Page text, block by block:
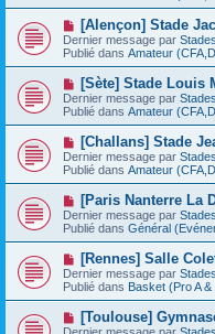
g
e
e
s
a
g
e
v
e
u
m
e
s
a
g
e
N
o
u
v
e
u
m
e
s
a
g
e
[Alençon] Stade
Dernier message par
Publié dans Amateur
N
o
u
v
e
u
m
e
s
a
g
e
[Sète] Stade Louis
Dernier message par
Publié dans Amateur
N
o
u
v
e
u
m
e
s
a
g
e
[Challans] Stade
Dernier message par
Publié dans Amateur
N
o
u
v
e
u
m
e
s
[Paris Nanterre La
Dernier message par
Publié dans Général
N
o
u
v
e
[Rennes] Salle
Dernier message par
Publié dans Basket (Pro A &
N
o
[Toulouse]
Dernier message par